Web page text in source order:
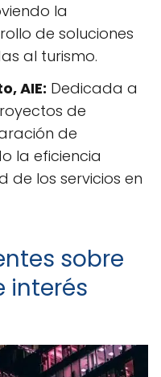
la
de soluciones
al turismo.
AIE: Dedicada a
de
de
la eficiencia
los servicios en
sobre
interés